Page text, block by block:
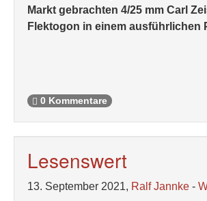
Markt gebrachten 4/25 mm Carl
Flektogon in einem ausführlichen
0 Kommentare
Lesenswert
13. September 2021, Ralf Jannke -